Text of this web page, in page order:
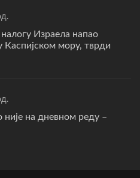
Израела напао
Каспијском мору, тврди
није на дневном реду –